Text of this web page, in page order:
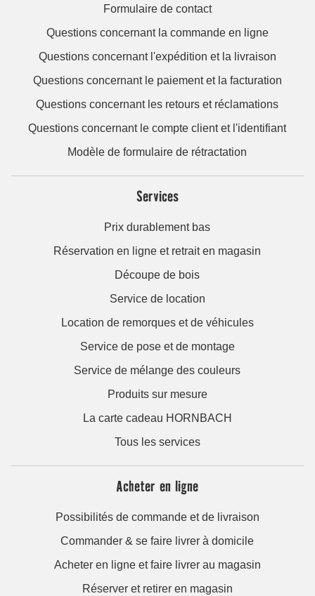
Formulaire de contact
Questions concernant la commande en ligne
Questions concernant l'expédition et la livraison
Questions concernant le paiement et la facturation
Questions concernant les retours et réclamations
Questions concernant le compte client et l'identifiant
Modèle de formulaire de rétractation
Services
Prix durablement bas
Réservation en ligne et retrait en magasin
Découpe de bois
Service de location
Location de remorques et de véhicules
Service de pose et de montage
Service de mélange des couleurs
Produits sur mesure
La carte cadeau HORNBACH
Tous les services
Acheter en ligne
Possibilités de commande et de livraison
Commander & se faire livrer à domicile
Acheter en ligne et faire livrer au magasin
Réserver et retirer en magasin